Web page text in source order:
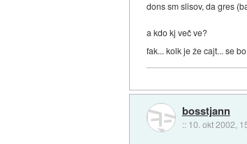
dons sm slisov, da gres
a kdo kj več ve?
fak... kolk je že cajt... se
bosstjann
:: 10. okt 2002,